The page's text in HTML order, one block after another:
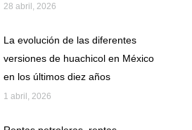
28 abril, 2026
La evolución de las diferentes
versiones de huachicol en México
en los últimos diez años
1 abril, 2026